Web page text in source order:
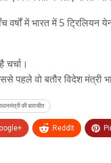
वर्षों में भारत में 5
चर्चा।
पहले वो बतौर विदेश
की बातचीत
ReddIt